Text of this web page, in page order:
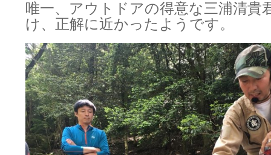
唯一、アウトドアの得意な三浦清貴
け、正解に近かったようです。